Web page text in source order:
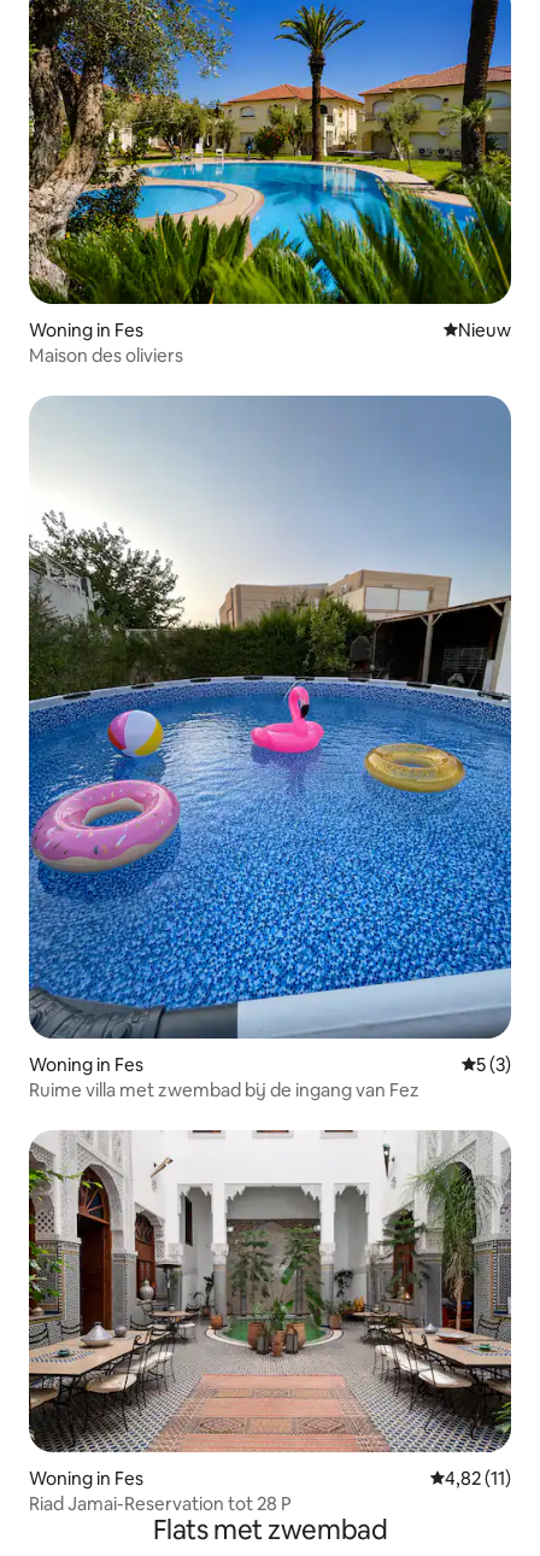
Woning in Fes Nieuwe
Nieuw
Maison des oliviers
Woning in Fes
5 (3)
Ruime villa met zwembad bij de ingang van Fez
Woning in Fes Gemiddelde
4,82 (11)
Riad Jamai-Reservation tot 28 P
Flats met zwembad